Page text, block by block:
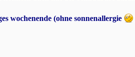
wochenende (ohne sonnenallergie